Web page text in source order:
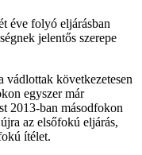
éve folyó eljárásban
jelentős szerepe
vádlottak következetesen
egyszer már
2013-ban másodfokon
az elsőfokú eljárás,
ítélet.